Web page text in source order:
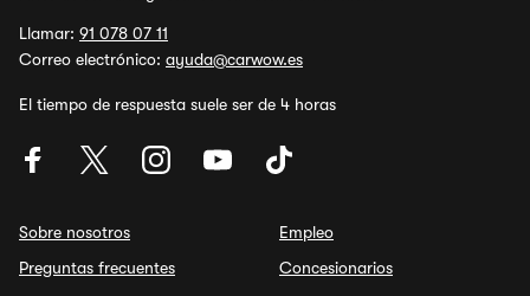
Llamar: 91 078 07 11
Correo electrónico: ayuda@carwow.es
El tiempo de respuesta suele ser de 4 horas
Sobre nosotros
Preguntas frecuentes
Empleo
Concesionarios